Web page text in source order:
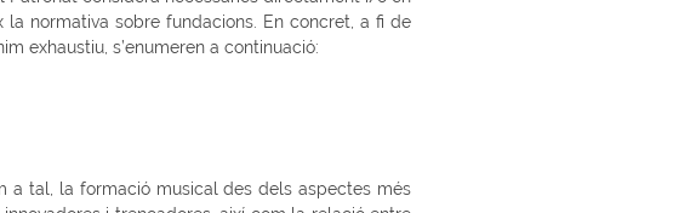
normativa sobre fundacions. En concret, a fi de
exhaustiu, s’enumeren a continuació:
tal, la formació musical des dels aspectes més